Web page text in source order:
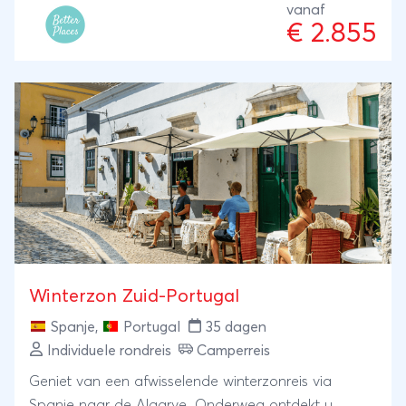
op São Jorge mee voor een dagtour over het eiland
en laat je de mooiste plekjes zien.
vanaf
€ 2.855
Winterzon Zuid-Portugal
Spanje, Portugal
35 dagen
Individuele rondreis
Camperreis
Geniet van een afwisselende winterzonreis via